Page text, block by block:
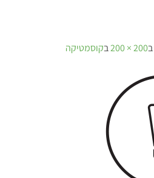
ב200 × 200 בקוסמטיקה